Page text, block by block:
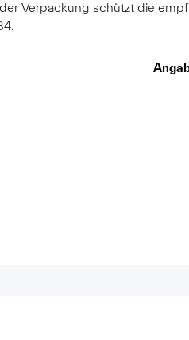
Verpackung schützt die